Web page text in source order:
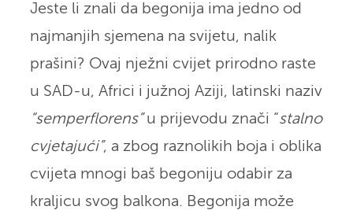
Jeste li znali da begonija ima jedno od
najmanjih sjemena na svijetu, nalik
prašini? Ovaj nježni cvijet prirodno raste
u SAD-u, Africi i južnoj Aziji, latinski naziv
“semperflorens”u prijevodu znači “stalno
cvjetajući”, a zbog raznolikih boja i oblika
cvijeta mnogi baš begoniju odabir za
kraljicu svog balkona. Begonija može